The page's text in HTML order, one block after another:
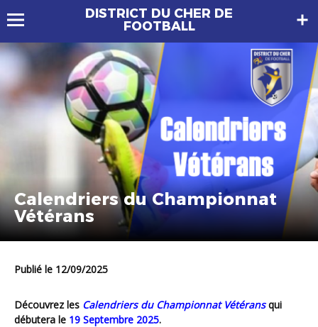
DISTRICT DU CHER DE
FOOTBALL
Calendriers du Championnat
Vétérans
Publié le 12/09/2025
Découvrez les Calendriers du Championnat Vétéransqui
débutera le 19 Septembre 2025.